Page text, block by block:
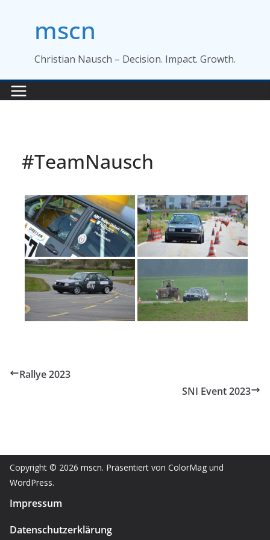
springenmscn
Christian Nausch – Decision. Impact. Growth.
#TeamNausch
Rallye 2023
SNI Event 2023
Copyright © 2026 mscn. Präsentiert von ColorMag und
WordPress.
Impressum
Datenschutzerklärung